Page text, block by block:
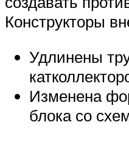
Конструкторы
Удлинены
Изменена
блока со